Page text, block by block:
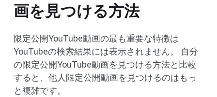
画を見つける方法
限定公開YouTube動画の最も重要な特徴は
YouTubeの検索結果には表示されません。 自分
の限定公開YouTube動画を見つける方法と比較
すると、他人限定公開動画を見つけるのはもっ
と複雑です。